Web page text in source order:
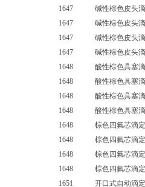
1647 碱性棕色皮头滴
1647 碱性棕色皮头滴
1647 碱性棕色皮头滴
1647 碱性棕色皮头滴
1648 酸性棕色具塞滴
1648 酸性棕色具塞滴
1648 酸性棕色具塞滴
1648 酸性棕色具塞滴
1648 棕色四氟芯滴
1648 棕色四氟芯滴
1648 棕色四氟芯滴
1648 棕色四氟芯滴
1651 开口式自动滴